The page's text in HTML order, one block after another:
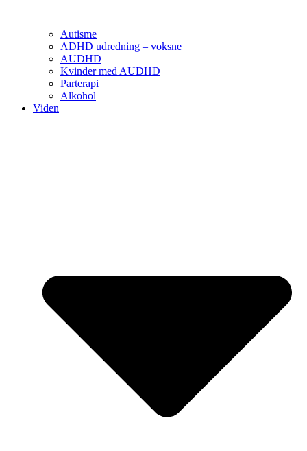
Autisme
ADHD udredning – voksne
AUDHD
Kvinder med AUDHD
Parterapi
Alkohol
Viden